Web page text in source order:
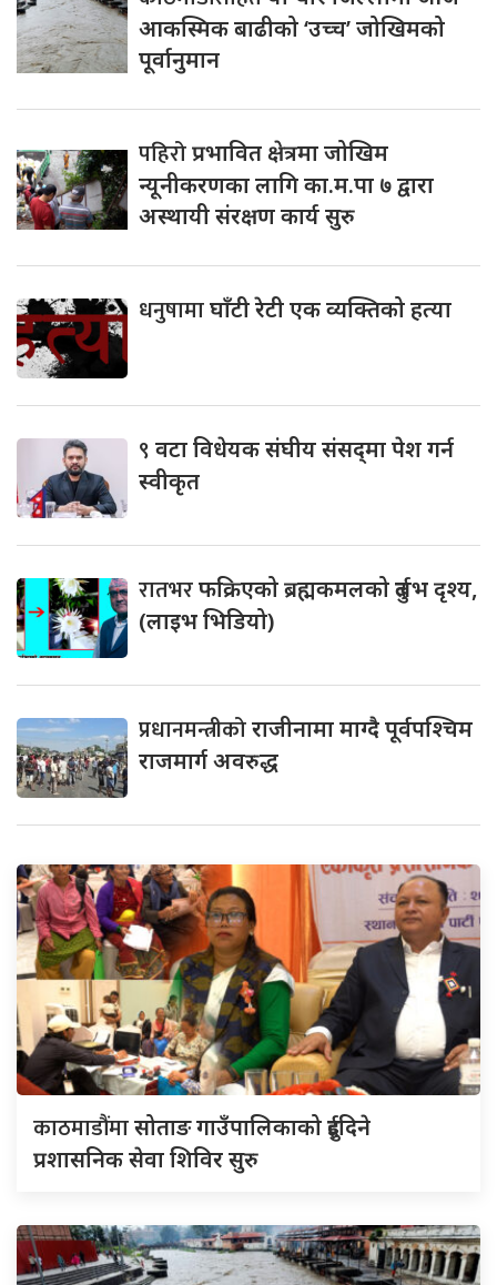
आकस्मिक बाढीको ‘उच्च’ जोखिमको
पूर्वानुमान
पहिरोप्रभावित क्षेत्रमा जोखिम
न्यूनीकरणका लागि का.म.पा ७ द्वारा
अस्थायी संरक्षण कार्य सुरु
धनुषामाघाँटी रेटी एक व्यक्तिको हत्या
९ वटा विधेयक संघीय संसद्‌मा पेश गर्न
स्वीकृत
रातभरफक्रिएको ब्रह्मकमलको दुर्लभ दृश्य,
(लाइभ भिडियो)
प्रधानमन्त्रीकोराजीनामा माग्दै पूर्वपश्चिम
राजमार्ग अवरुद्ध
काठमाडौंमासोताङ गाउँपालिकाको दुईदिने
प्रशासनिक सेवा शिविर सुरु